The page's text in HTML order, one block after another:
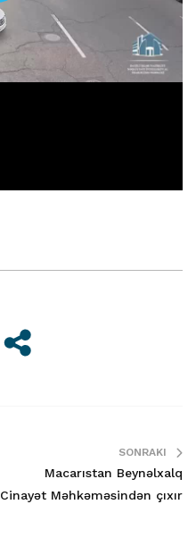
SONRAKI
Macarıstan Beynəlxalq
Cinayət Məhkəməsindən çıxır